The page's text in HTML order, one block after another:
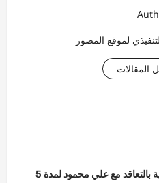
لموقع المصور
الأهلي يحسم أولى صفقاته الصيفية بالتعاقد مع علي محمود لمدة 5